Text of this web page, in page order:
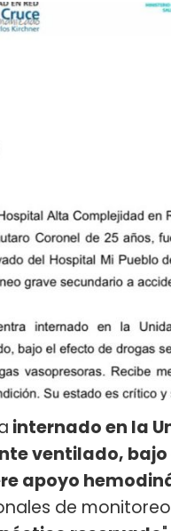
internado en la
ventilado,
apoyo
de